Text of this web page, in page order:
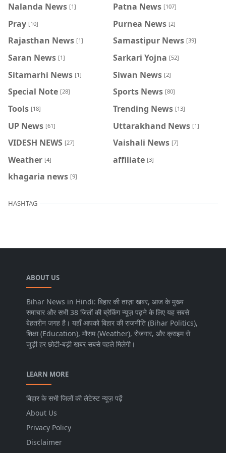
Nalanda News [1] Patna News [107]
Pray [10] Purnea News [2]
Rajasthan News [1] Samastipur News [39]
Saran News [1] Sarkari Yojna [52]
Sitamarhi News [1] Siwan News [2]
Special Note [28] Sports News [80]
Tools [18] Trending News [13]
UP News [61] Uttarakhand News [1]
VIDESH NEWS [27] Vaishali News [7]
Weather [4] affiliate [3]
khagaria news [9]
HASHTAG
ABOUT US
Bihar News in Hindi: बिहार की ताज़ा खबर, आज के मुख्य
समाचार और सभी 38 जिलों की ब्रेकिंग न्यूज़ पढ़ने के लिए यह सबसे
बेहतरीन जगह है। यहाँ आपको बिहार की राजनीति (Bihar Politics),
शिक्षा (Education), मौसम (Weather), रोजगार, और क्राइम से
जुड़ी हर छोटी-बड़ी खबर सबसे पहले मिलेगी।
LEARN MORE
बिहार के सभी जिलों की लेटेस्ट न्यूज़ पढ़ें
About Us
Privacy Policy
Disclaimer